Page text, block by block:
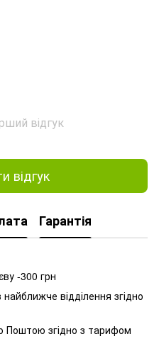
відгук
відгук
Гарантія
-300 грн
відділення згідно
Поштою згідно з тарифом